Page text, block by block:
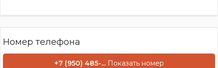
Уютная комната отдыха.
~ Так же действует меню наших партнёров из
и по приемлемой цене, до 22:00.
Номер телефона
+7 (950) 485-... Показать номер